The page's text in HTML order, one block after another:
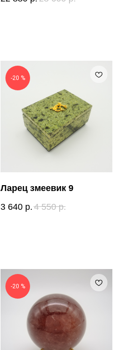
-20 %
Ларец змеевик 9
3 640 р. 4 550 р.
-20 %